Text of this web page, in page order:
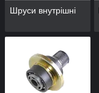
Шруси внутрішні